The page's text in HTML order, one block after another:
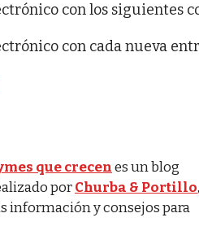
con los siguientes
con cada nueva
que crecenes un blog
porChurba & Portillo,
información y consejos para